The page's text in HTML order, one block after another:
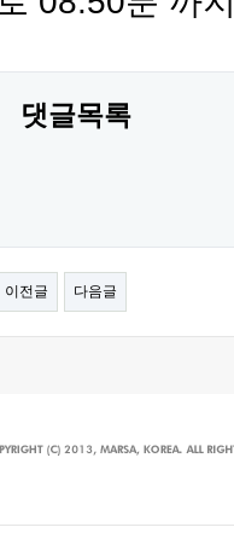
댓글목록
이전글 다음글